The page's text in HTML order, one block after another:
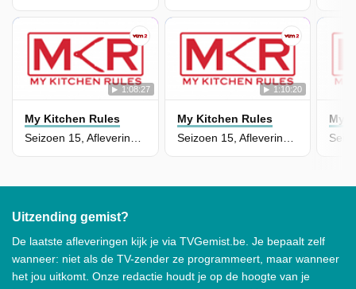
1:08:27
My Kitchen Rules
1:10:20
My Kitchen Rules
My
Uitzending gemist?
De laatste afleveringen kijk je via TVGemist.be. Je bepaalt zelf
wanneer: niet als de TV-zender ze programmeert, maar wanneer
het jou uitkomt. Onze redactie houdt je op de hoogte van je